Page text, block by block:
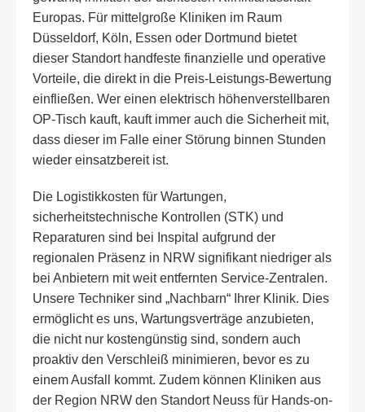
Europas. Für mittelgroße Kliniken im Raum
Düsseldorf, Köln, Essen oder Dortmund bietet
dieser Standort handfeste finanzielle und operative
Vorteile, die direkt in die Preis-Leistungs-Bewertung
einfließen. Wer einen elektrisch höhenverstellbaren
OP-Tisch kauft, kauft immer auch die Sicherheit mit,
dass dieser im Falle einer Störung binnen Stunden
wieder einsatzbereit ist.
Die Logistikkosten für Wartungen,
sicherheitstechnische Kontrollen (STK) und
Reparaturen sind bei Inspital aufgrund der
regionalen Präsenz in NRW signifikant niedriger als
bei Anbietern mit weit entfernten Service-Zentralen.
Unsere Techniker sind „Nachbarn“ Ihrer Klinik. Dies
ermöglicht es uns, Wartungsverträge anzubieten,
die nicht nur kostengünstig sind, sondern auch
proaktiv den Verschleiß minimieren, bevor es zu
einem Ausfall kommt. Zudem können Kliniken aus
der Region NRW den Standort Neuss für Hands-on-